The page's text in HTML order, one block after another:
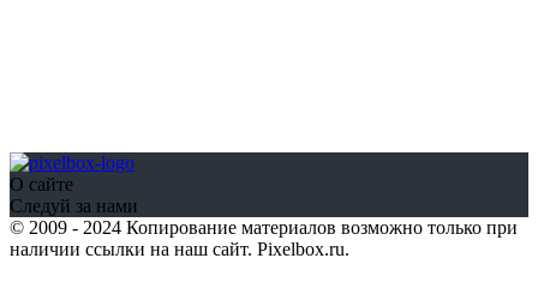
О сайте
Следуй за нами
© 2009 - 2024 Копирование материалов возможно только при
наличии ссылки на наш сайт. Pixelbox.ru.